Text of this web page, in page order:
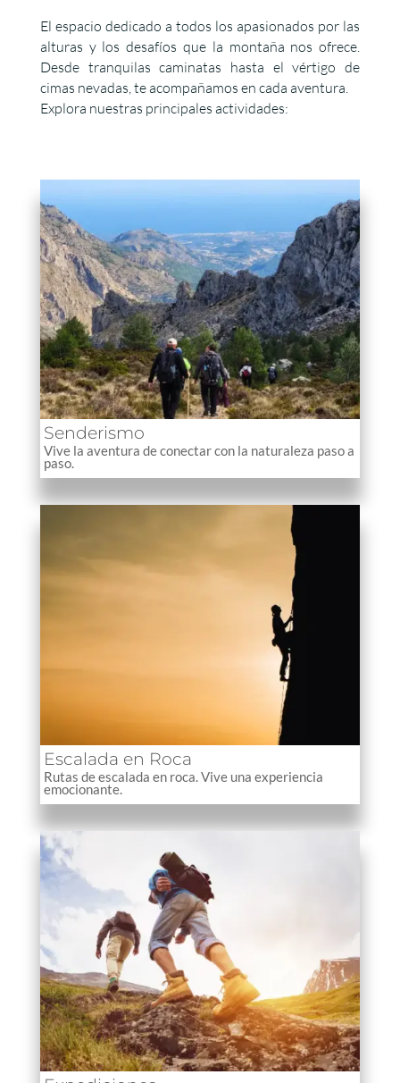
El espacio dedicado a todos los apasionados por las
alturas y los desafíos que la montaña nos ofrece.
Desde tranquilas caminatas hasta el vértigo de
cimas nevadas, te acompañamos en cada aventura.
Explora nuestras principales actividades:
Senderismo
Vive la aventura de conectar con la naturaleza paso a
paso.
Escalada en Roca
Rutas de escalada en roca. Vive una experiencia
emocionante.